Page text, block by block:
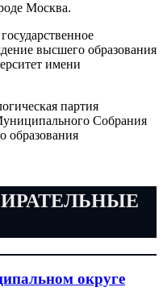
Москва.
высшего образования
имени
партия
Собрания
образования
округе